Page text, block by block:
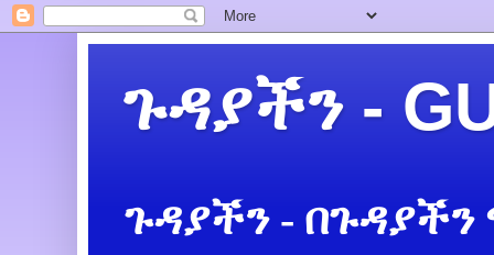
ጉዳያችን -
ጉዳያችን -